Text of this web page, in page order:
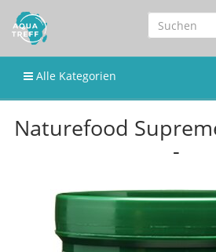
Alle Kategorien
Naturefood
-